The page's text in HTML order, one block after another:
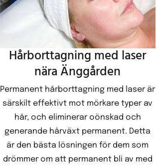
Hårborttagning med laser
nära Änggården
Permanent hårborttagning med laser är
särskilt effektivt mot mörkare typer av
hår, och eliminerar oönskad och
generande hårväxt permanent. Detta
är den bästa lösningen för dem som
drömmer om att permanent bli av med